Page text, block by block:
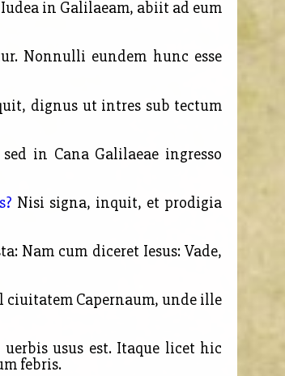
in Galilaeam, abiit ad eum
Nonnulli eundem hunc esse
dignus ut intres sub tectum
in Cana Galilaeae ingresso
Nisi signa, inquit, et prodigia
Nam cum diceret Iesus: Vade,
ciuitatem Capernaum, unde ille
usus est. Itaque licet hic
febris.